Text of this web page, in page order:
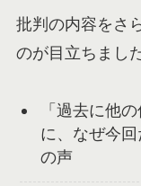
批判の内容をさ
のが目立ちました
「過去に他
に、なぜ今
の声